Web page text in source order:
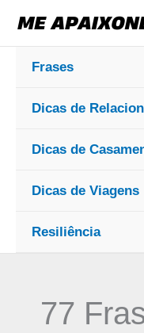
para
conteúdo
Frases
Dicas de
Dicas de
Dicas de Viagens
Resiliência
77